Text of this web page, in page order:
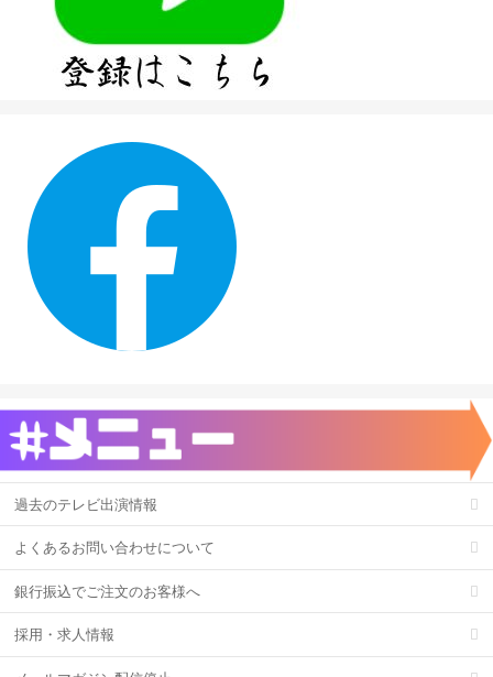
過去のテレビ出演情報
よくあるお問い合わせについて
銀行振込でご注文のお客様へ
採用・求人情報